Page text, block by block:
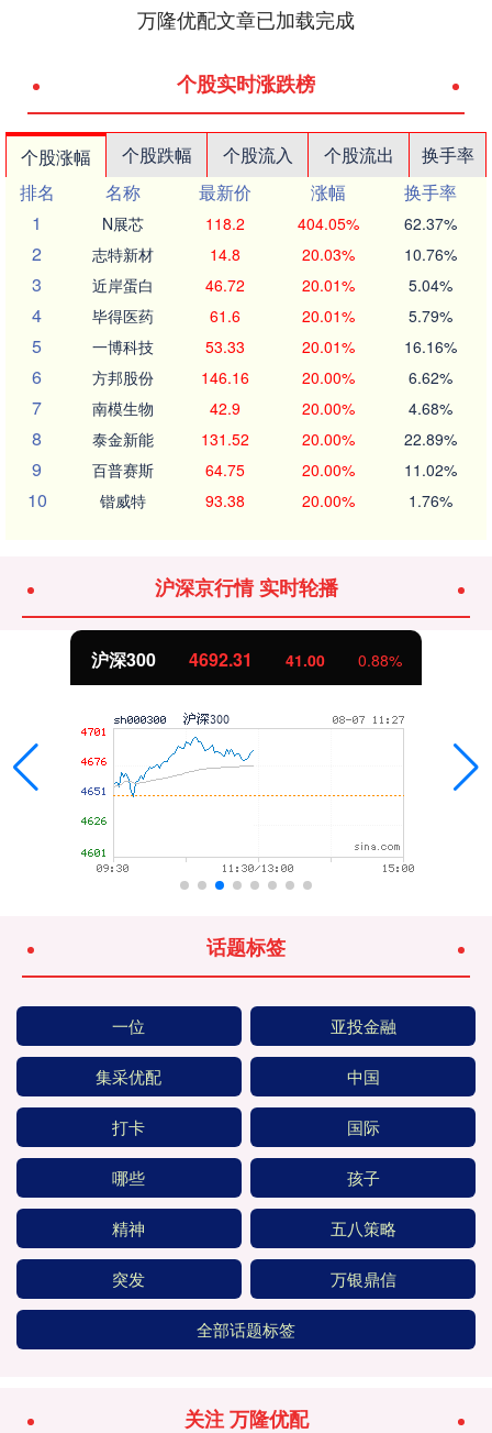
万隆优配文章已加载完成
个股实时涨跌榜
个股涨幅 个股跌幅 个股流入 个股流出
换手率
排名
名称 最新价 涨幅
换手率
1
N展芯 118.2 404.05% 62.37%
2 志特新材 14.8 20.03% 10.76%
3 近岸蛋白 46.72 20.01% 5.04%
4 毕得医药 61.6 20.01% 5.79%
5 一博科技 53.33 20.01% 16.16%
6 方邦股份 146.16 20.00% 6.62%
7 南模生物 42.9 20.00% 4.68%
8 泰金新能 131.52 20.00% 22.89%
9 百普赛斯 64.75 20.00% 11.02%
10 锴威特 93.38 20.00% 1.76%
沪深京行情 实时轮播
沪深300 4692.31 41.00 0.88%
话题标签
一位 亚投金融
集采优配 中国
打卡 国际
哪些 孩子
精神 五八策略
突发 万银鼎信
全部话题标签
关注 万隆优配